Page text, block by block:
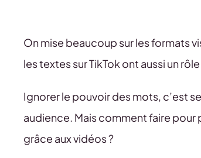
On mise beaucoup sur les formats
les textes sur TikTok ont aussi un
Ignorer le pouvoir des mots, c’est
audience. Mais comment faire pour
grâce aux vidéos ?